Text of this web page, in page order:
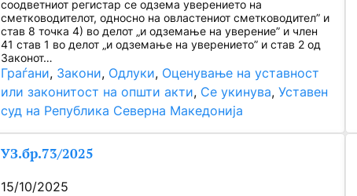
соодветниот регистар се одзема уверението на
сметководителот, односно на овластениот сметководител” и
став 8 точка 4) во делот „и одземање на уверение” и член
41 став 1 во делот „и одземање на уверението” и став 2 од
Законот…
Граѓани, Закони, Одлуки, Оценување на уставност
или законитост на општи акти, Се укинува, Уставен
суд на Република Северна Македонија
УЗ.бр.73/2025
15/10/2025